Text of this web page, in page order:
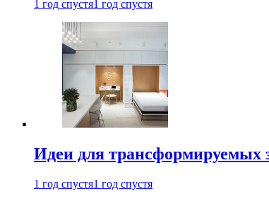
1 год спустя1 год спустя
Идеи для трансформируемых
1 год спустя1 год спустя